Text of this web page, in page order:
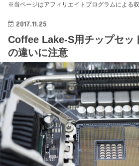
※当ページはアフィリエイトプログラムによる収
2017.11.25
Coffee Lake-S用チップセッ
の違いに注意